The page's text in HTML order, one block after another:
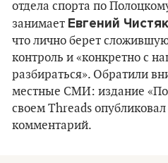
отдела спорта по
занимает Евгений
что лично берет
контроль и «конкретно с
разбираться». Обратили
местные СМИ: издание
своем Threads
комментарий.